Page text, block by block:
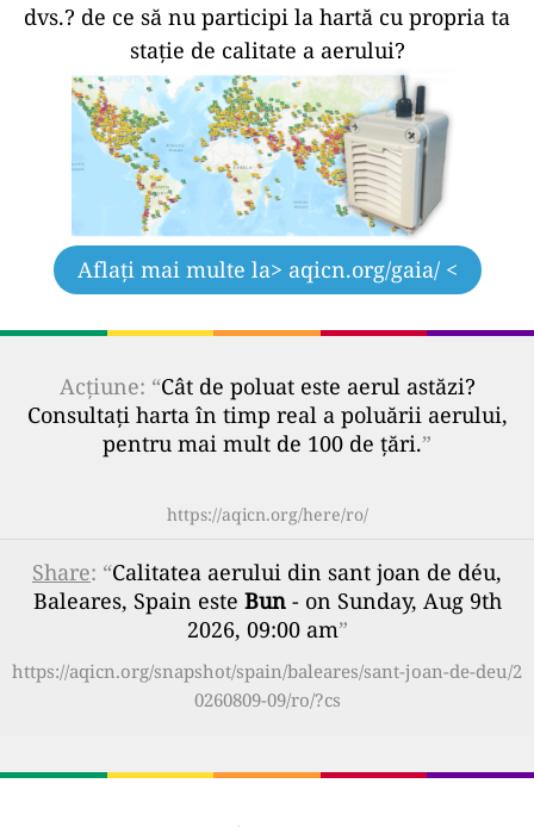
dvs.? de ce să nu participi la hartă cu propria ta
stație de calitate a aerului?
Aflați mai multe la> aqicn.org/gaia/ <
Acțiune: “Cât de poluat este aerul astăzi?
Consultați harta în timp real a poluării aerului,
pentru mai mult de 100 de țări.”
https://aqicn.org/here/ro/
Share: “Calitatea aerului din sant joan de déu,
Baleares, Spain este Bun- on Sunday, Aug 9th
2026, 09:00 am”
https://aqicn.org/snapshot/spain/baleares/sant-joan-de-deu/2
0260809-09/ro/?cs